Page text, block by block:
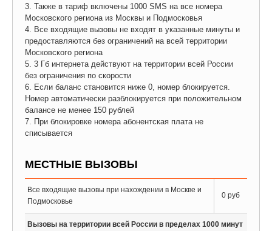
3. Также в тариф включены 1000 SMS на все номера
Московского региона из Москвы и Подмосковья
4. Все входящие вызовы не входят в указанные минуты и
предоставляются без ограничений на всей территории
Московского региона
5. 3 Гб интернета действуют на территории всей России
без ограничения по скорости
6. Если баланс становится ниже 0, номер блокируется.
Номер автоматически разблокируется при положительном
балансе не менее 150 рублей
7. При блокировке номера абонентская плата не
списывается
МЕСТНЫЕ ВЫЗОВЫ
Все входящие вызовы при нахождении в Москве и
Подмосковье
0 руб
Вызовы на территории всей России в пределах 1000 минут